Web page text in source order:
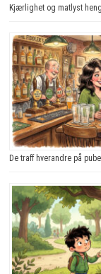
Kjærlighet og matlyst
De traff hverandre på